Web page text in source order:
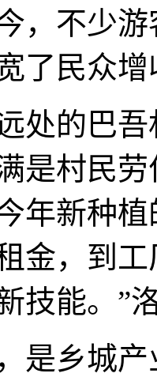
，不少
了民众
的巴吾
是村民
年新种
金，到
技能。”
乡城产